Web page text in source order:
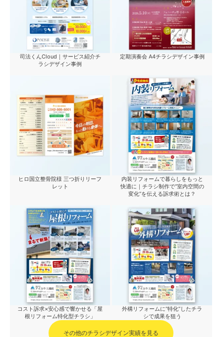
司法くんCloud｜サービス紹介チ
ラシデザイン事例
定期演奏会 A4チラシデザイン事例
ヒロ国立整骨院様 三つ折りリーフ
レット
内装リフォームで暮らしをもっと
快適に｜チラシ制作で“室内空間の
変化”を伝える訴求術とは？
コスト訴求×安心感で響かせる「屋
根リフォーム特化型チラシ」
外構リフォームに“特化”したチラ
シで成果を狙う
その他のチラシデザイン実績を見る